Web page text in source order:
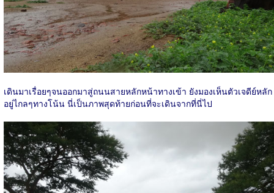
เดินมาเรื่อยๆจนออกมาสู่ถนนสายหลักหน้าทางเข้า ยังมองเห็นตัวเจดีย์หลัก
อยู่ไกลๆทางโน้น นี่เป็นภาพสุดท้ายก่อนที่จะเดินจากที่นี่ไป